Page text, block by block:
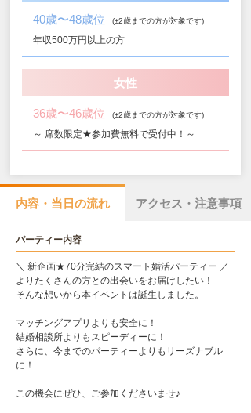
40歳〜48歳位 (±2歳までの方が対象です)
年収500万円以上の方
女性
36歳〜46歳位 (±2歳までの方が対象です)
～ 席数限定★参加費無料で受付中！～
内容・当日の流れ アクセス・注意事項
パーティー内容
＼ 新企画★70分完結のスマート婚活パーティー ／
よりたくさんの方との出会いをお届けしたい！
そんな想いから本イベントは誕生しました。
マッチングアプリよりも安全に！
結婚相談所よりもスピーディーに！
さらに、今までのパーティーよりもリーズナブル
に！
この機会にぜひ、ご参加くださいませ♪